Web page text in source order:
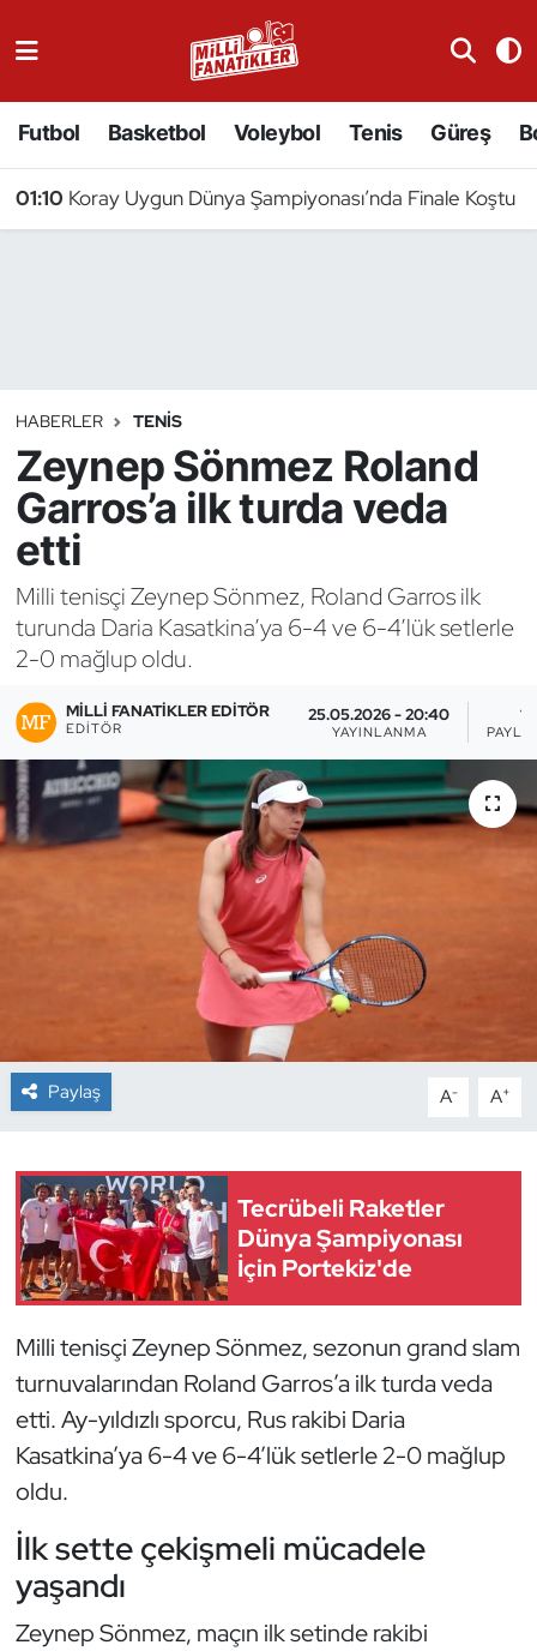
Futbol Basketbol Voleybol Tenis Güreş
01:10 Koray Uygun Dünya Şampiyonası’nda Finale Koştu
HABERLER TENIS
Zeynep Sönmez Roland
Garros’a ilk turda veda
etti
Milli tenisçi Zeynep Sönmez, Roland Garros ilk
turunda Daria Kasatkina’ya 6-4 ve 6-4’lük setlerle
2-0 mağlup oldu.
MILLI FANATIKLER EDITÖR
EDITÖR
25.05.2026 - 20:40
YAYINLANMA
1
Paylaş A- A+
Tecrübeli Raketler
Dünya Şampiyonası
İçin Portekiz'de
Milli tenisçi Zeynep Sönmez, sezonun grand slam
turnuvalarından Roland Garros’a ilk turda veda
etti. Ay-yıldızlı sporcu, Rus rakibi Daria
Kasatkina’ya 6-4 ve 6-4’lük setlerle 2-0 mağlup
oldu.
İlk sette çekişmeli mücadele
yaşandı
Zeynep Sönmez, maçın ilk setinde rakibi
Badminton
Binicilik
Bisiklet
Bocce Bowling Dart
Boks
Briç
Buz Hokeyi
Buz Pateni
Dağcılık
Dövüş Sanatı
E-Spor
Futbol
Futsal
Genel
Golf
Güreş